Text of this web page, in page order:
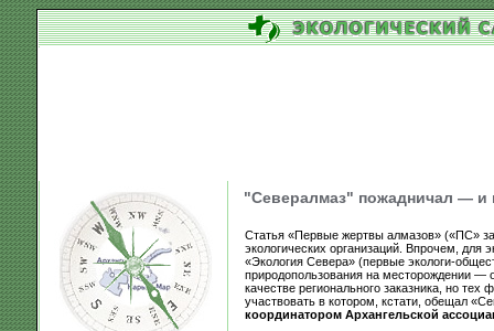
"Севералмаз" пожадничал — и
Статья «Первые жертвы алмазов» («ПС»
экологических организаций. Впрочем, для
«Экология Севера» (первые экологи-
природопользования на месторождении —
качестве регионального заказника, но
участвовать в котором, кстати, обещал
координатором Архангельской